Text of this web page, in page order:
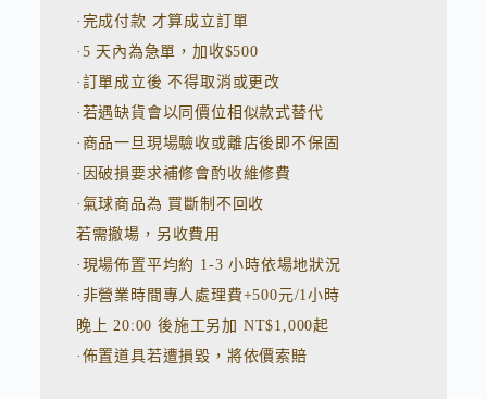
·完成付款 才算成立訂單
·5 天內為急單，加收$500
·訂單成立後 不得取消或更改
·若遇缺貨會以同價位相似款式替代
·商品一旦現場驗收或離店後即不保固
·因破損要求補修會酌收維修費
·氣球商品為 買斷制不回收
若需撤場，另收費用
·現場佈置平均約 1-3 小時依場地狀況
·非營業時間專人處理費+500元/1小時
晚上 20:00 後施工另加 NT$1,000起
·佈置道具若遭損毀，將依價索賠